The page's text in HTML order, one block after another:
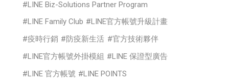
LINE Biz-Solutions Partner Program
LINE Family Club
LINE官方帳號升級計畫
疫時行銷
防疫新生活
官方技術夥伴
LINE官方帳號外掛模組
LINE 保證型廣告
LINE 官方帳號
LINE POINTS